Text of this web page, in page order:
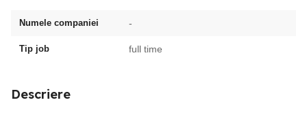
Numele companiei -
Tip job full time
Descriere